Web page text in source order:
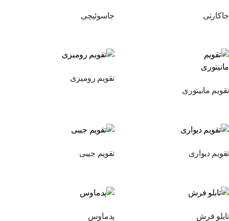
جاکارتی جاسوئیچی
تقویم مانیتوری
تقویم رومیزی
تقویم دیواری تقویم جیبی
تابلو فرش پدماوس